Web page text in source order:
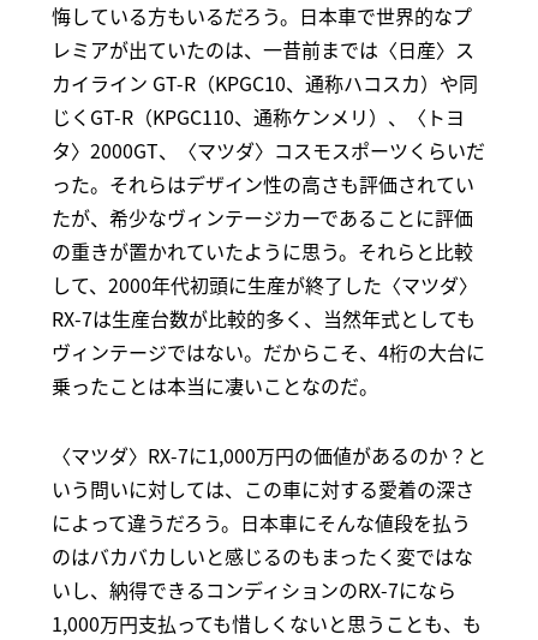
悔している方もいるだろう。日本車で世界的なプ
レミアが出ていたのは、一昔前までは〈日産〉ス
カイライン GT-R（KPGC10、通称ハコスカ）や同
じくGT-R（KPGC110、通称ケンメリ）、〈トヨ
タ〉2000GT、〈マツダ〉コスモスポーツくらいだ
った。それらはデザイン性の高さも評価されてい
たが、希少なヴィンテージカーであることに評価
の重きが置かれていたように思う。それらと比較
して、2000年代初頭に生産が終了した〈マツダ〉
RX-7は生産台数が比較的多く、当然年式としても
ヴィンテージではない。だからこそ、4桁の大台に
乗ったことは本当に凄いことなのだ。
〈マツダ〉RX-7に1,000万円の価値があるのか？と
いう問いに対しては、この車に対する愛着の深さ
によって違うだろう。日本車にそんな値段を払う
のはバカバカしいと感じるのもまったく変ではな
いし、納得できるコンディションのRX-7になら
1,000万円支払っても惜しくないと思うことも、も